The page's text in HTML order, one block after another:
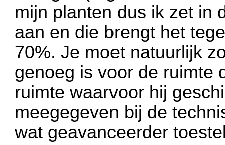
mijn planten dus ik zet in
aan en die brengt het
70%. Je moet natuurlijk
genoeg is voor de ruimte
ruimte waarvoor hij
meegegeven bij de
wat geavanceerder